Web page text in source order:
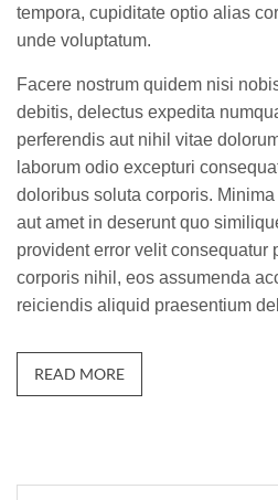
tempora, cupiditate optio alias
unde voluptatum.
Facere nostrum quidem nisi
debitis, delectus expedita
perferendis aut nihil vitae
laborum odio excepturi
doloribus soluta corporis.
aut amet in deserunt quo
provident error velit consequatur
corporis nihil, eos assumenda
reiciendis aliquid praesentium
READ MORE